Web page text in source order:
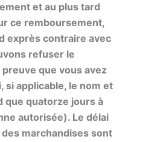
et au plus tard
ce remboursement,
exprès contraire avec
refuser le
que vous avez
si applicable, le nom et
que quatorze jours à
autorisée). Le délai
marchandises sont